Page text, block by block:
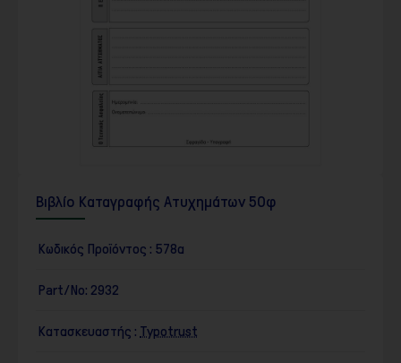
Βιβλίο Καταγραφής Ατυχημάτων 50φ
Κωδικός Προϊόντος : 578α
Part/No: 2932
Κατασκευαστής : Typotrust